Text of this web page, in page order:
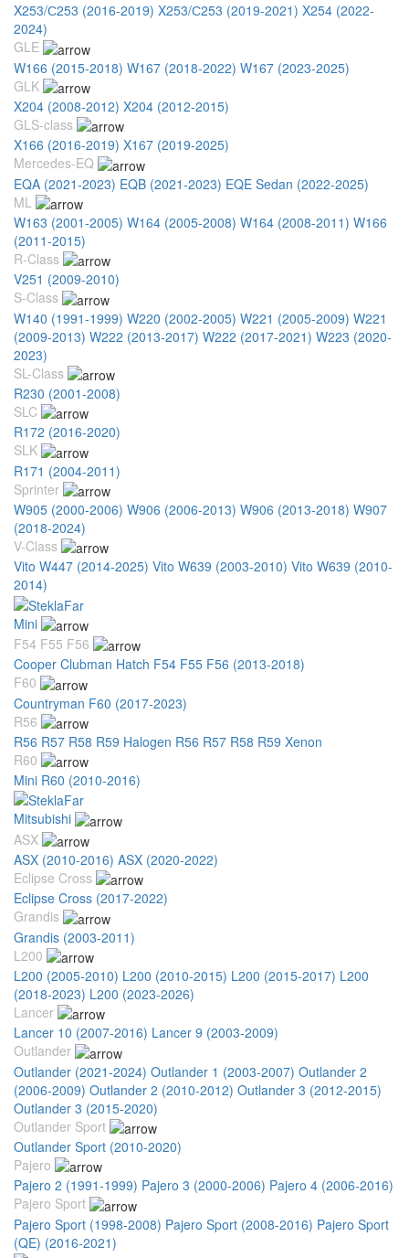
X253/С253 (2016-2019) X253/С253 (2019-2021) X254 (2022-
2024)
GLE
W166 (2015-2018) W167 (2018-2022) W167 (2023-2025)
GLK
X204 (2008-2012) X204 (2012-2015)
GLS-class
X166 (2016-2019) X167 (2019-2025)
Mercedes-EQ
EQA (2021-2023) EQB (2021-2023) EQE Sedan (2022-2025)
ML
W163 (2001-2005) W164 (2005-2008) W164 (2008-2011) W166
(2011-2015)
R-Class
V251 (2009-2010)
S-Class
W140 (1991-1999) W220 (2002-2005) W221 (2005-2009) W221
(2009-2013) W222 (2013-2017) W222 (2017-2021) W223 (2020-
2023)
SL-Class
R230 (2001-2008)
SLC
R172 (2016-2020)
SLK
R171 (2004-2011)
Sprinter
W905 (2000-2006) W906 (2006-2013) W906 (2013-2018) W907
(2018-2024)
V-Class
Vito W447 (2014-2025) Vito W639 (2003-2010) Vito W639 (2010-
2014)
Mini
F54 F55 F56
Cooper Clubman Hatch F54 F55 F56 (2013-2018)
F60
Countryman F60 (2017-2023)
R56
R56 R57 R58 R59 Halogen R56 R57 R58 R59 Xenon
R60
Mini R60 (2010-2016)
Mitsubishi
ASX
ASX (2010-2016) ASX (2020-2022)
Eclipse Cross
Eclipse Cross (2017-2022)
Grandis
Grandis (2003-2011)
L200
L200 (2005-2010) L200 (2010-2015) L200 (2015-2017) L200
(2018-2023) L200 (2023-2026)
Lancer
Lancer 10 (2007-2016) Lancer 9 (2003-2009)
Outlander
Outlander (2021-2024) Outlander 1 (2003-2007) Outlander 2
(2006-2009) Outlander 2 (2010-2012) Outlander 3 (2012-2015)
Outlander 3 (2015-2020)
Outlander Sport
Outlander Sport (2010-2020)
Pajero
Pajero 2 (1991-1999) Pajero 3 (2000-2006) Pajero 4 (2006-2016)
Pajero Sport
Pajero Sport (1998-2008) Pajero Sport (2008-2016) Pajero Sport
(QE) (2016-2021)